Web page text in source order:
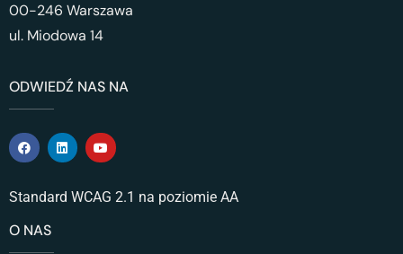
00-246 Warszawa
ul. Miodowa 14
ODWIEDŹ NAS NA
Standard WCAG 2.1 na poziomie AA
O NAS